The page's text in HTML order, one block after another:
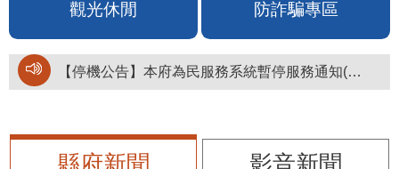
觀光休閒 防詐騙專區
縣府新聞
影音新聞